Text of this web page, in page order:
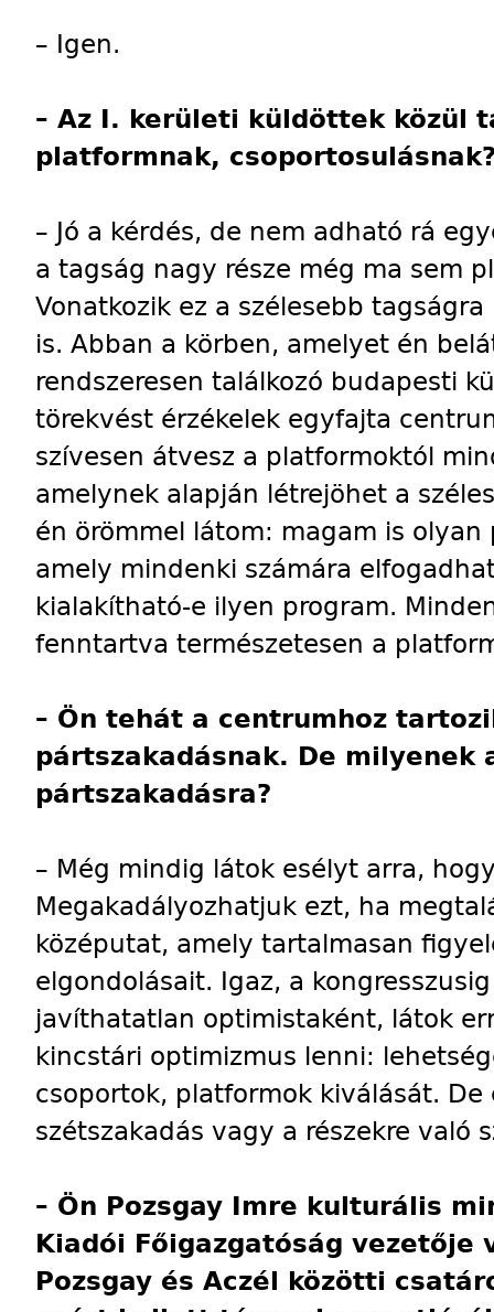
– Igen.
– Az I. kerületi küldöttek közül
platformnak,
– Jó a kérdés, de nem adható rá
a tagság nagy része még ma sem
Vonatkozik ez a szélesebb
is. Abban a körben, amelyet én
rendszeresen találkozó budapesti
törekvést érzékelek egyfajta
szívesen átvesz a platformoktól
amelynek alapján létrejöhet a
én örömmel látom: magam is
amely mindenki számára
kialakítható-e ilyen program.
fenntartva természetesen a
– Ön tehát a centrumhoz
pártszakadásnak. De milyenek
pártszakadásra?
– Még mindig látok esélyt arra,
Megakadályozhatjuk ezt, ha
középutat, amely tartalmasan
elgondolásait. Igaz, a
javíthatatlan optimistaként, látok
kincstári optimizmus lenni:
csoportok, platformok kiválását.
szétszakadás vagy a részekre való
– Ön Pozsgay Imre kulturális
Kiadói Főigazgatóság
Pozsgay és Aczél közötti